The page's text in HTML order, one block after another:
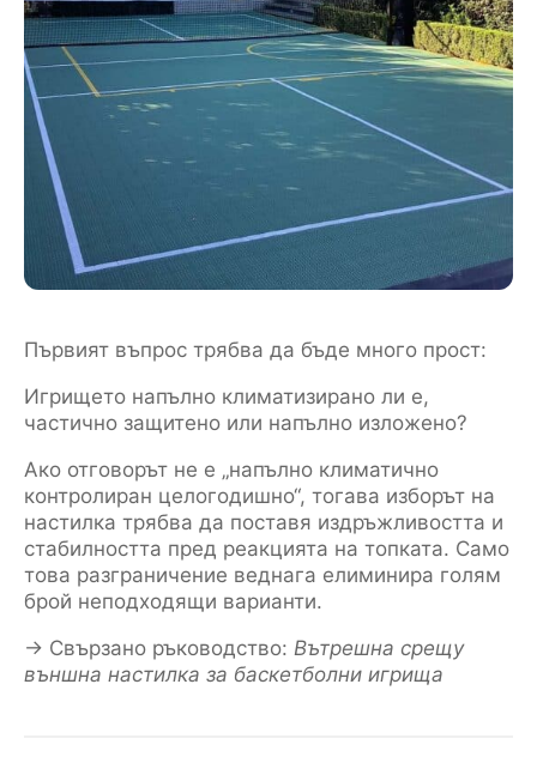
Първият въпрос трябва да бъде много прост:
Игрището напълно климатизирано ли е,
частично защитено или напълно изложено?
Ако отговорът не е „напълно климатично
контролиран целогодишно“, тогава изборът на
настилка трябва да поставя издръжливостта и
стабилността пред реакцията на топката. Само
това разграничение веднага елиминира голям
брой неподходящи варианти.
→ Свързано ръководство: Вътрешна срещу
външна настилка за баскетболни игрища